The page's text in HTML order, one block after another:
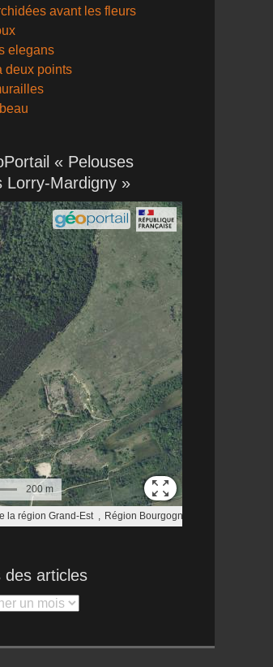
avant les fleurs
elegans
deux points
« Pelouses
Lorry-Mardigny »
des articles